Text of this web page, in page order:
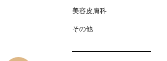
美容⽪膚科
その他